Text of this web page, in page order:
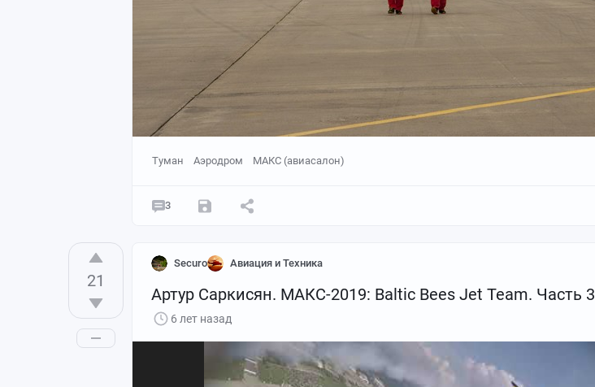
Туман Аэродром МАКС (авиасалон)
3
21
Securo Авиация и Техника
Артур Саркисян. МАКС-2019: Baltic Bees Jet Team. Часть 3
6 лет назад